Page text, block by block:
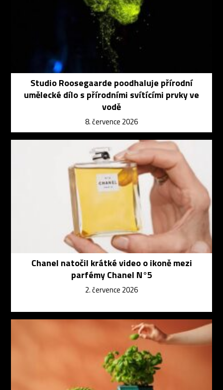
Studio Roosegaarde poodhaluje přírodní
umělecké dílo s přírodními svítícími prvky ve
vodě
8. července 2026
Chanel natočil krátké video o ikoně mezi
parfémy Chanel N°5
2. července 2026